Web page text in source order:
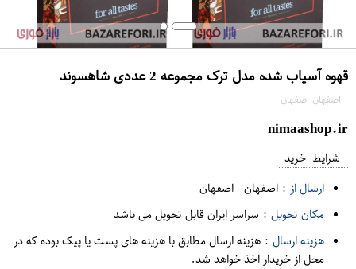
قهوه آسیاب شده مدل ترک مجموعه 2 عددی شاهسوند
اصفهان اصفهان
nimaashop.ir
شرایط خرید
ارسال از : اصفهان-اصفهان
مکان تحویل : سراسر ایران قابل تحویل می باشد
هزینه ارسال : هزینه ارسال مطابق با هزینه های پست یا پیک بوده که در
محل از خریدار اخذ خواهد شد.